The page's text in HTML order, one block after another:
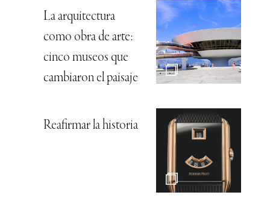
La arquitectura
como obra de arte:
cinco museos que
cambiaron el paisaje
Reafirmar la historia